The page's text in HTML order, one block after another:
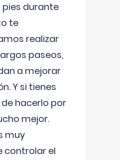
pies durante
te
realizar
paseos,
a mejorar
Y si tienes
hacerlo por
mejor.
muy
controlar el